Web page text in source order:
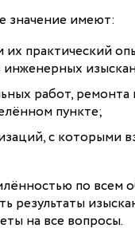
значение имеют:
практический
работ,
пункте;
с которыми
по всем
результаты
на все вопросы.